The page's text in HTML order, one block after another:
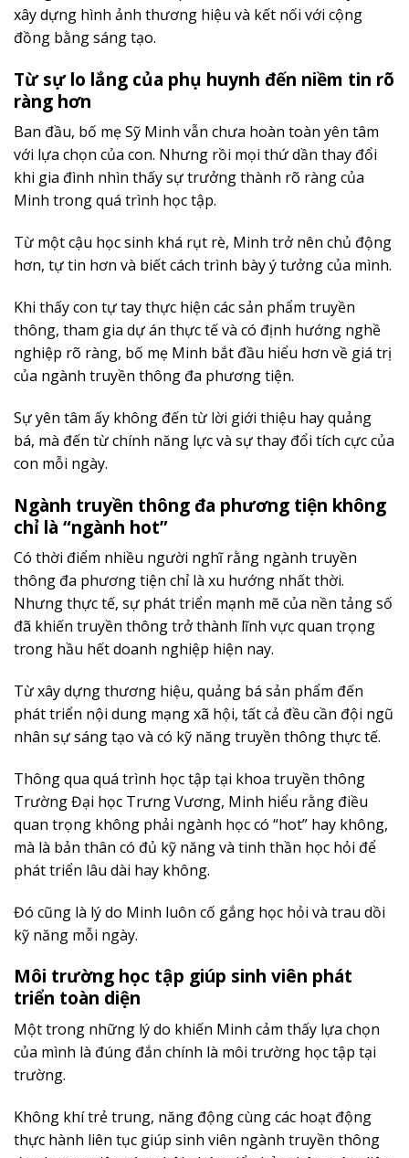
xây dựng hình ảnh thương hiệu và kết nối với cộng
đồng bằng sáng tạo.
Từ sự lo lắng của phụ huynh đến niềm tin rõ
ràng hơn
Ban đầu, bố mẹ Sỹ Minh vẫn chưa hoàn toàn yên tâm
với lựa chọn của con. Nhưng rồi mọi thứ dần thay đổi
khi gia đình nhìn thấy sự trưởng thành rõ ràng của
Minh trong quá trình học tập.
Từ một cậu học sinh khá rụt rè, Minh trở nên chủ động
hơn, tự tin hơn và biết cách trình bày ý tưởng của mình.
Khi thấy con tự tay thực hiện các sản phẩm truyền
thông, tham gia dự án thực tế và có định hướng nghề
nghiệp rõ ràng, bố mẹ Minh bắt đầu hiểu hơn về giá trị
của ngành truyền thông đa phương tiện.
Sự yên tâm ấy không đến từ lời giới thiệu hay quảng
bá, mà đến từ chính năng lực và sự thay đổi tích cực của
con mỗi ngày.
Ngành truyền thông đa phương tiện không
chỉ là “ngành hot”
Có thời điểm nhiều người nghĩ rằng ngành truyền
thông đa phương tiện chỉ là xu hướng nhất thời.
Nhưng thực tế, sự phát triển mạnh mẽ của nền tảng số
đã khiến truyền thông trở thành lĩnh vực quan trọng
trong hầu hết doanh nghiệp hiện nay.
Từ xây dựng thương hiệu, quảng bá sản phẩm đến
phát triển nội dung mạng xã hội, tất cả đều cần đội ngũ
nhân sự sáng tạo và có kỹ năng truyền thông thực tế.
Thông qua quá trình học tập tại khoa truyền thông
Trường Đại học Trưng Vương, Minh hiểu rằng điều
quan trọng không phải ngành học có “hot” hay không,
mà là bản thân có đủ kỹ năng và tinh thần học hỏi để
phát triển lâu dài hay không.
Đó cũng là lý do Minh luôn cố gắng học hỏi và trau dồi
kỹ năng mỗi ngày.
Môi trường học tập giúp sinh viên phát
triển toàn diện
Một trong những lý do khiến Minh cảm thấy lựa chọn
của mình là đúng đắn chính là môi trường học tập tại
trường.
Không khí trẻ trung, năng động cùng các hoạt động
thực hành liên tục giúp sinh viên ngành truyền thông